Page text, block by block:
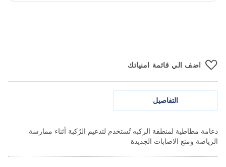
اضف الي قائمة امنياتك
التفاصيل
دعامة مطاطية لمنطقة الركبه تُستخدم لتدعيم الرُكبة أثناء ممارسة
الرياضة ومنع الاصابات الجديدة